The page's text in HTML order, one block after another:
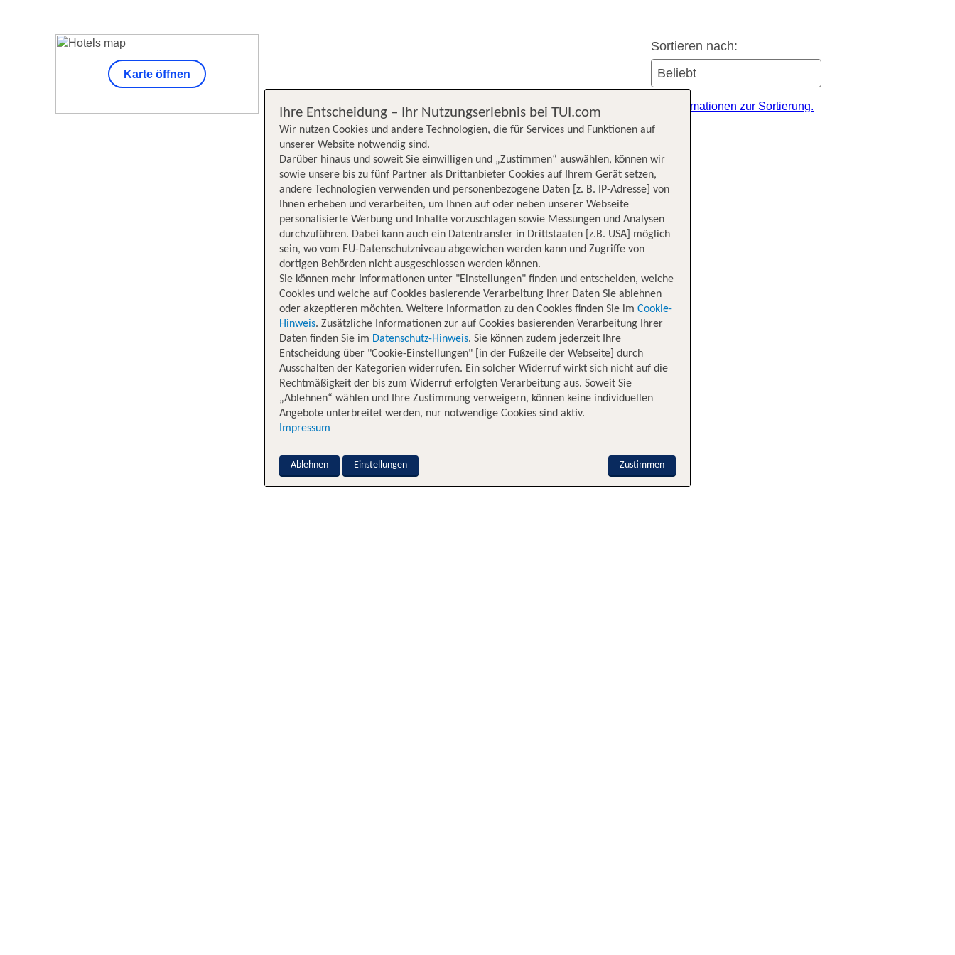
Sortieren nach:
Unsere Suchergebnisse werden nach verschiedenen Kriterien sortiert. Weitere Informationen zur Sortierung.
Karte öffnen
Ihre Entscheidung – Ihr Nutzungserlebnis bei TUI.com
Wir nutzen Cookies und andere Technologien, die für Services und Funktionen auf
unserer Website notwendig sind.
Darüber hinaus und soweit Sie einwilligen und „Zustimmen“ auswählen, können wir
sowie unsere bis zu fünf Partner als Drittanbieter Cookies auf Ihrem Gerät setzen,
andere Technologien verwenden und personenbezogene Daten [z. B. IP-Adresse] von
Ihnen erheben und verarbeiten, um Ihnen auf oder neben unserer Webseite
personalisierte Werbung und Inhalte vorzuschlagen sowie Messungen und Analysen
durchzuführen. Dabei kann auch ein Datentransfer in Drittstaaten [z.B. USA] möglich
sein, wo vom EU-Datenschutzniveau abgewichen werden kann und Zugriffe von
dortigen Behörden nicht ausgeschlossen werden können.
Sie können mehr Informationen unter "Einstellungen" finden und entscheiden, welche
Cookies und welche auf Cookies basierende Verarbeitung Ihrer Daten Sie ablehnen
oder akzeptieren möchten. Weitere Information zu den Cookies finden Sie im Cookie-
Hinweis. Zusätzliche Informationen zur auf Cookies basierenden Verarbeitung Ihrer
Daten finden Sie im Datenschutz-Hinweis. Sie können zudem jederzeit Ihre
Entscheidung über "Cookie-Einstellungen" [in der Fußzeile der Webseite] durch
Ausschalten der Kategorien widerrufen. Ein solcher Widerruf wirkt sich nicht auf die
Rechtmäßigkeit der bis zum Widerruf erfolgten Verarbeitung aus. Soweit Sie
„Ablehnen“ wählen und Ihre Zustimmung verweigern, können keine individuellen
Angebote unterbreitet werden, nur notwendige Cookies sind aktiv.
Impressum
Zustimmen
Ablehnen Einstellungen